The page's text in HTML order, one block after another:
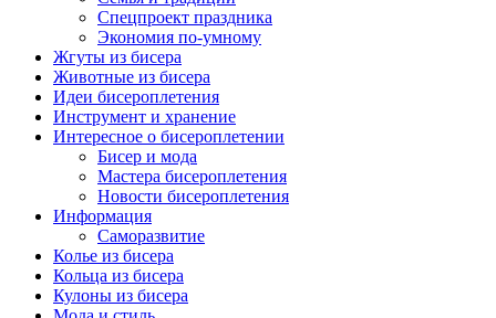
Спецпроект праздника
Экономия по-умному
Жгуты из бисера
Животные из бисера
Идеи бисероплетения
Инструмент и хранение
Интересное о бисероплетении
Бисер и мода
Мастера бисероплетения
Новости бисероплетения
Информация
Саморазвитие
Колье из бисера
Кольца из бисера
Кулоны из бисера